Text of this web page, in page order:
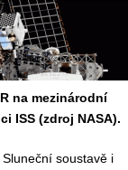
na mezinárodní
ISS (zdroj NASA).
soustavě i